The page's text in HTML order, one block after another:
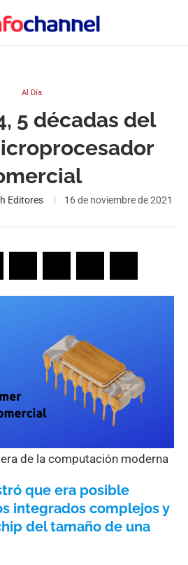
Al Día
5 décadas del
Editores 16 de noviembre de 2021
de la computación moderna
que era posible
integrados complejos y
del tamaño de una